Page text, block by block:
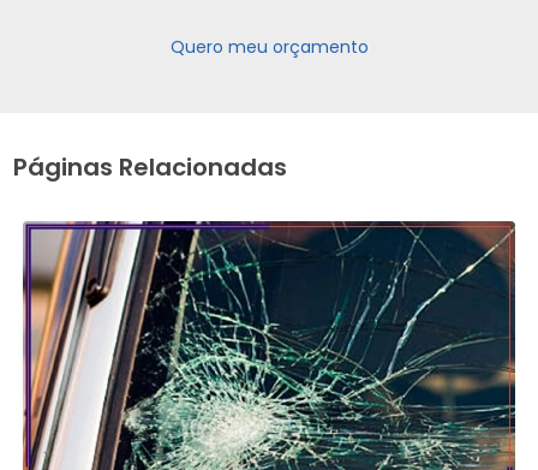
Quero meu orçamento
Páginas Relacionadas